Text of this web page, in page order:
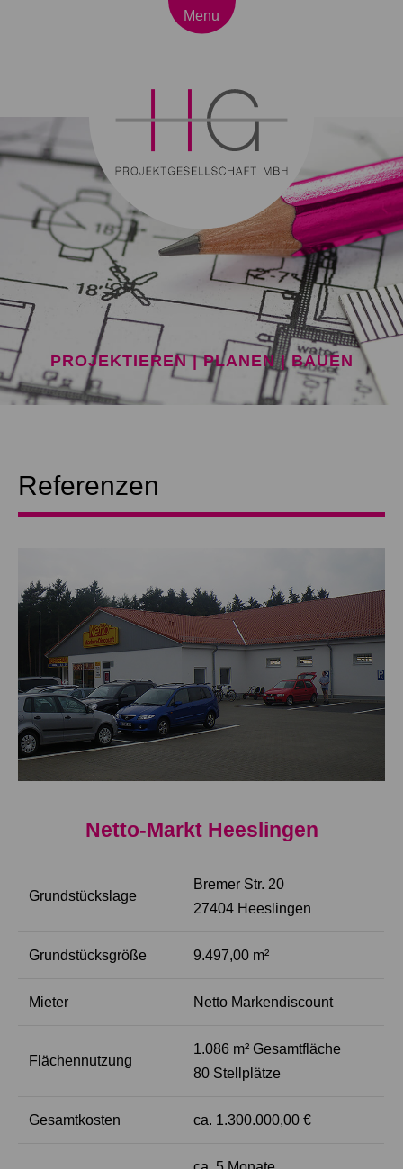
Menu
PROJEKTIEREN | PLANEN | BAUEN
Referenzen
Netto-Markt Heeslingen
Grundstückslage
Bremer Str. 20
27404 Heeslingen
Grundstücksgröße 9.497,00 m²
Mieter Netto Markendiscount
Flächennutzung
1.086 m² Gesamtfläche
80 Stellplätze
Gesamtkosten ca. 1.300.000,00 €